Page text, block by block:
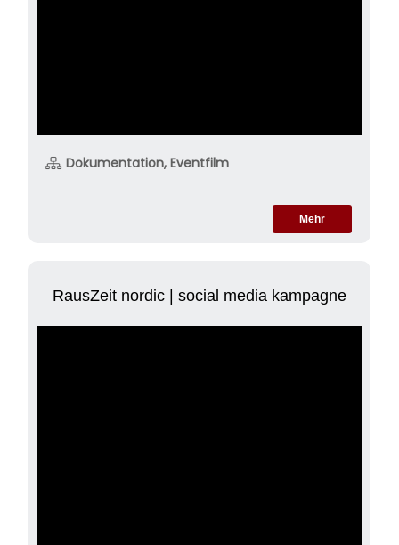
Dokumentation, Eventfilm
Mehr
RausZeit nordic | social media kampagne